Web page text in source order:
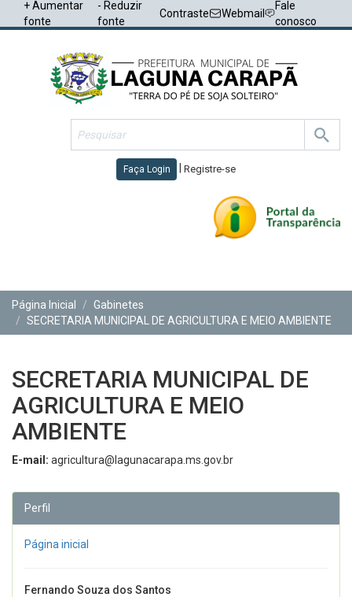
+ Aumentar
fonte
- Reduzir
fonte
Contraste Webmail
Fale
conosco
Faça Login Registre-se
Página Inicial
Gabinetes
SECRETARIA MUNICIPAL DE AGRICULTURA E MEIO AMBIENTE
SECRETARIA MUNICIPAL DE
AGRICULTURA E MEIO
AMBIENTE
E-mail: agricultura@lagunacarapa.ms.gov.br
Perfil
Página inicial
Fernando Souza dos Santos